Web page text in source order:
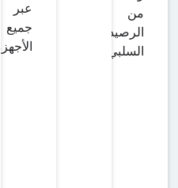
من
الرصيد
السلبي.
عبر
جميع
الأجهزة.